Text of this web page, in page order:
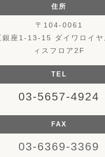
住所
〒104-0061
銀座1-13-15 ダイワロイヤ
ィスフロア2F
TEL
03-5657-4924
FAX
03-6369-3369